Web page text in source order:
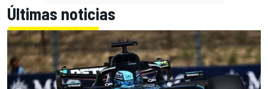
Últimas noticias